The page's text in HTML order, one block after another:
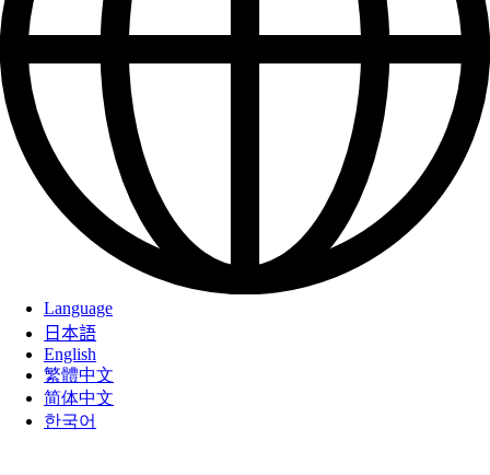
Language
日本語
English
繁體中文
简体中文
한국어